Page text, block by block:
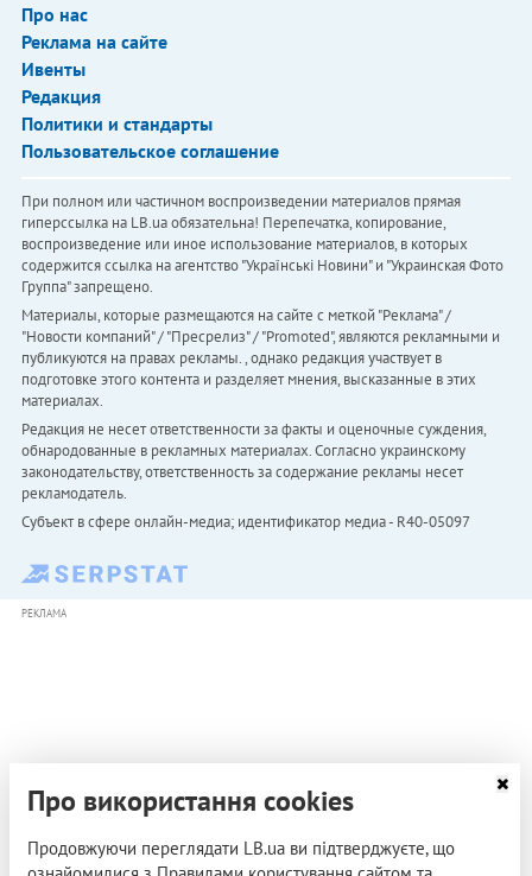
Про нас
Реклама на сайте
Ивенты
Редакция
Политики и стандарты
Пользовательское соглашение
При полном или частичном воспроизведении материалов прямая
гиперссылка на LB.ua обязательна! Перепечатка, копирование,
воспроизведение или иное использование материалов, в которых
содержится ссылка на агентство "Українськi Новини" и "Украинская Фото
Группа" запрещено.
Материалы, которые размещаются на сайте с меткой "Реклама" /
"Новости компаний" / "Пресрелиз" / "Promoted", являются рекламными и
публикуются на правах рекламы. , однако редакция участвует в
подготовке этого контента и разделяет мнения, высказанные в этих
материалах.
Редакция не несет ответственности за факты и оценочные суждения,
обнародованные в рекламных материалах. Согласно украинскому
законодательству, ответственность за содержание рекламы несет
рекламодатель.
Субъект в сфере онлайн-медиа; идентификатор медиа - R40-05097
РЕКЛАМА
Про використання cookies
Продовжуючи переглядати LB.ua ви підтверджуєте, що